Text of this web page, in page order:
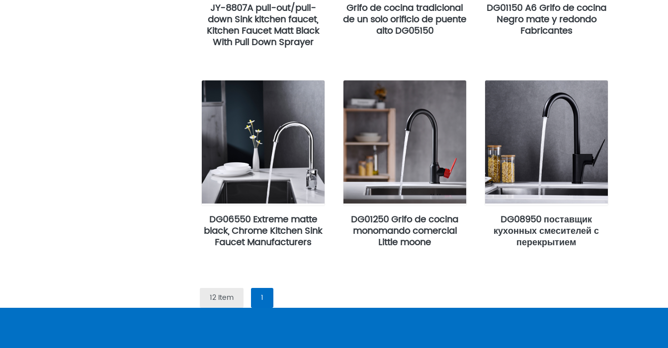
JY-8807A pull-out/pull-
down Sink kitchen faucet,
Kitchen Faucet Matt Black
With Pull Down Sprayer
Grifo de cocina tradicional
de un solo orificio de puente
alto DG05150
DG01150 A6 Grifo de cocina
Negro mate y redondo
Fabricantes
DG06550 Extreme matte
black, Chrome Kitchen Sink
Faucet Manufacturers
DG01250 Grifo de cocina
monomando comercial
Little moone
DG08950 поставщик
кухонных смесителей с
перекрытием
12 Item 1